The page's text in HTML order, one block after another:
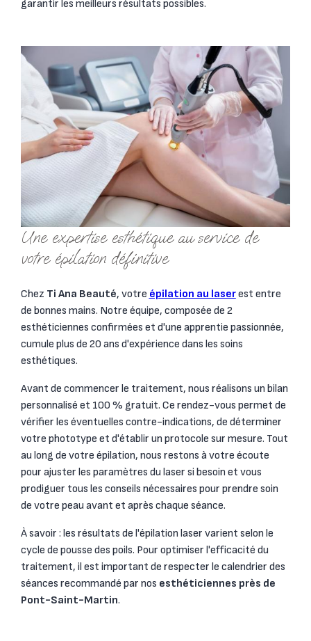
garantir les meilleurs résultats possibles.
Une expertise esthétique au service de
votre épilation définitive
Chez Ti Ana Beauté, votre épilation au laserest entre
de bonnes mains. Notre équipe, composée de 2
esthéticiennes confirmées et d'une apprentie passionnée,
cumule plus de 20 ans d'expérience dans les soins
esthétiques.
Avant de commencer le traitement, nous réalisons un bilan
personnalisé et 100 % gratuit. Ce rendez-vous permet de
vérifier les éventuelles contre-indications, de déterminer
votre phototype et d'établir un protocole sur mesure. Tout
au long de votre épilation, nous restons à votre écoute
pour ajuster les paramètres du laser si besoin et vous
prodiguer tous les conseils nécessaires pour prendre soin
de votre peau avant et après chaque séance.
À savoir : les résultats de l'épilation laser varient selon le
cycle de pousse des poils. Pour optimiser l'efficacité du
traitement, il est important de respecter le calendrier des
séances recommandé par nos esthéticiennes près de
Pont-Saint-Martin.